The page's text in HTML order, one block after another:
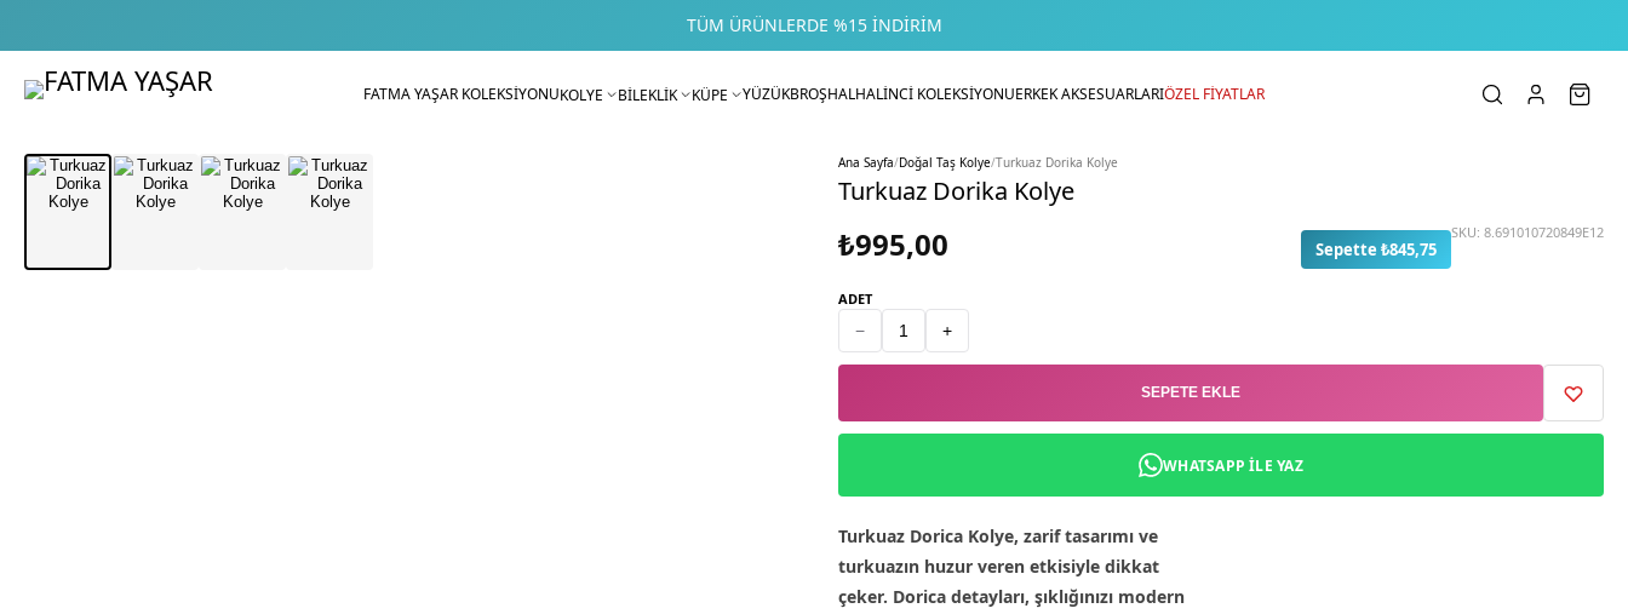
TÜM ÜRÜNLERDE %15 İNDIRIM
FATMA YAŞAR KOLEKSİYONUKOLYE BİLEKLİK KÜPE YÜZÜKBROŞHALHALİNCİ KOLEKSİYONUERKEK AKSESUARLARIÖZEL FİYATLAR
Ana Sayfa/Doğal Taş Kolye/Turkuaz Dorika Kolye
Turkuaz Dorika Kolye
₺995,00 Sepette ₺845,75
SKU: 8.691010720849E12
ADET
− +
SEPETE EKLE
WHATSAPP ILE YAZ
Turkuaz Dorica Kolye, zarif tasarımı ve
turkuazın huzur veren etkisiyle dikkat
çeker. Dorica detayları, şıklığınızı modern